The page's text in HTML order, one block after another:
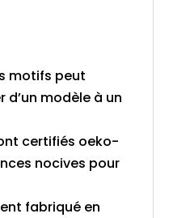
motifs peut
d’un modèle à un
certifiés oeko-
nocives pour
fabriqué en